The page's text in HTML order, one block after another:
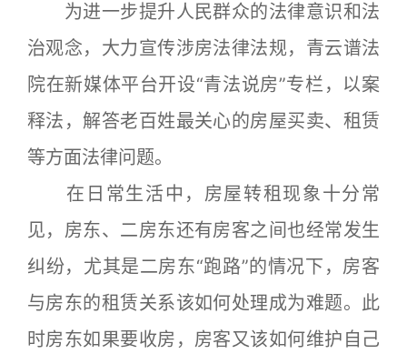
为进一步提升人民群众的法律意识和法
治观念，大力宣传涉房法律法规，青云谱法
院在新媒体平台开设“青法说房”专栏，以案
释法，解答老百姓最关心的房屋买卖、租赁
等方面法律问题。
在日常生活中，房屋转租现象十分常
见，房东、二房东还有房客之间也经常发生
纠纷，尤其是二房东“跑路”的情况下，房客
与房东的租赁关系该如何处理成为难题。此
时房东如果要收房，房客又该如何维护自己